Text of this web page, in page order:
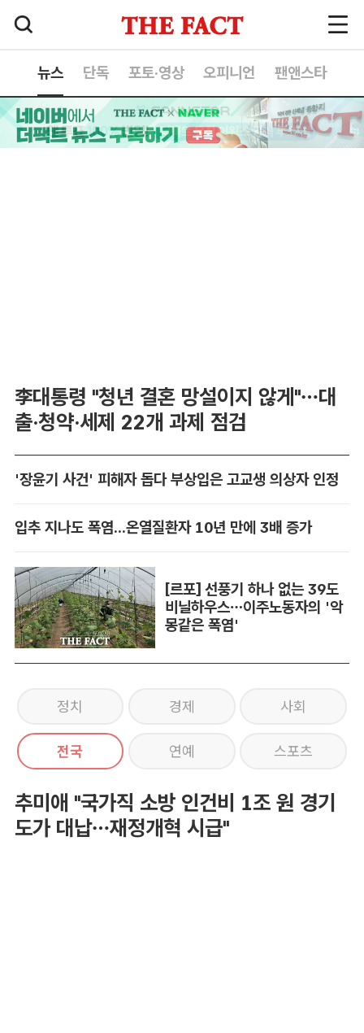
뉴스 단독 포토·영상 오피니언 팬앤스타
李대통령 "청년 결혼 망설이지 않게"…대
출·청약·세제 22개 과제 점검
'장윤기 사건' 피해자 돕다 부상입은 고교생 의상자 인정
입추 지나도 폭염...온열질환자 10년 만에 3배 증가
[르포] 선풍기 하나 없는 39도
비닐하우스…이주노동자의 '악
몽같은 폭염'
정치 경제 사회
전국 연예 스포츠
추미애 "국가직 소방 인건비 1조 원 경기
도가 대납…재정개혁 시급"